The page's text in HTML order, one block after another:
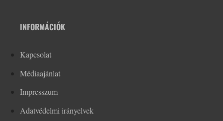
INFORMÁCIÓK
Kapcsolat
Médiaajánlat
Impresszum
Adatvédelmi irányelvek